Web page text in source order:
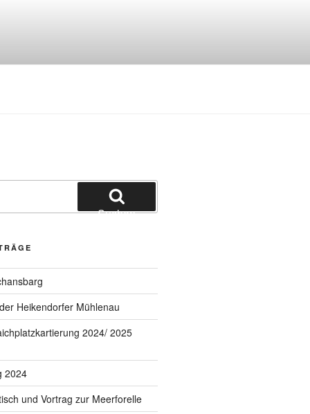
Suchen
Heikendorfer Mühlenau
2024/ 2025
2024
und Vortrag zur Meerforelle